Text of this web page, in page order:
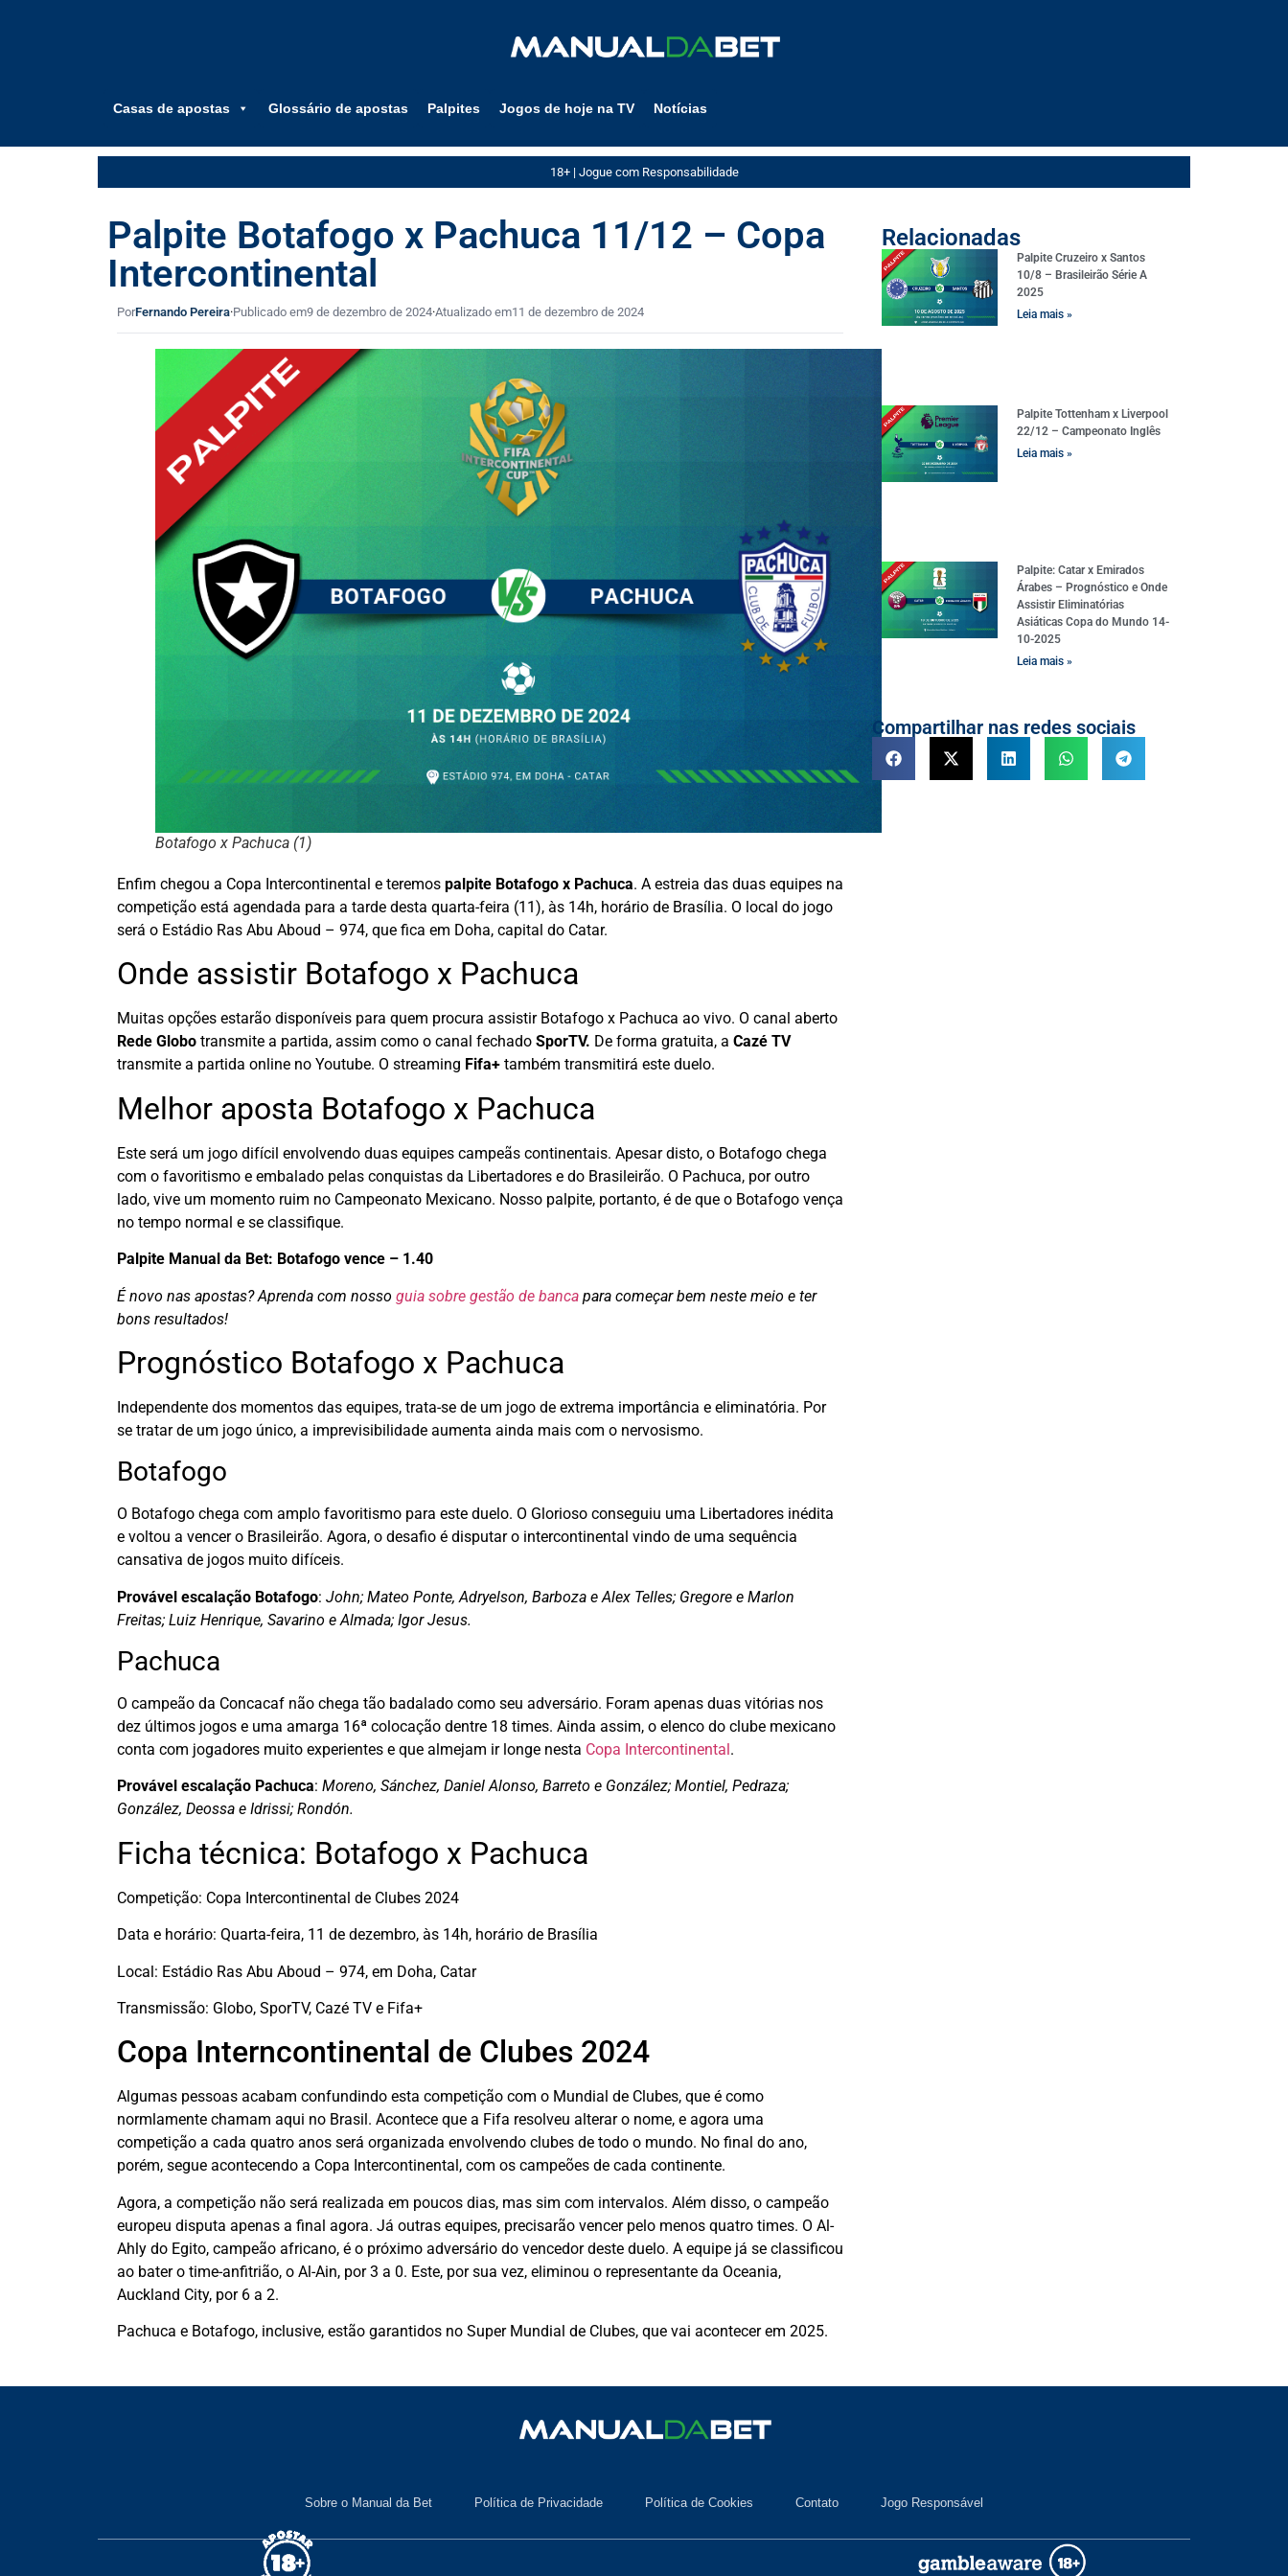
Casas de apostas Glossário de apostas Palpites Jogos de hoje na TV Notícias
18+ | Jogue com Responsabilidade
Palpite Botafogo x Pachuca 11/12 – Copa
Intercontinental
PorFernando Pereira·Publicado em9 de dezembro de 2024·Atualizado em11 de dezembro de 2024
Botafogo x Pachuca (1)
Enfim chegou a Copa Intercontinental e teremos palpite Botafogo x Pachuca. A estreia das duas equipes na
competição está agendada para a tarde desta quarta-feira (11), às 14h, horário de Brasília. O local do jogo
será o Estádio Ras Abu Aboud – 974, que fica em Doha, capital do Catar.
Onde assistir Botafogo x Pachuca
Muitas opções estarão disponíveis para quem procura assistir Botafogo x Pachuca ao vivo. O canal aberto
Rede Globo transmite a partida, assim como o canal fechado SporTV. De forma gratuita, a Cazé TV
transmite a partida online no Youtube. O streaming Fifa+ também transmitirá este duelo.
Melhor aposta Botafogo x Pachuca
Este será um jogo difícil envolvendo duas equipes campeãs continentais. Apesar disto, o Botafogo chega
com o favoritismo e embalado pelas conquistas da Libertadores e do Brasileirão. O Pachuca, por outro
lado, vive um momento ruim no Campeonato Mexicano. Nosso palpite, portanto, é de que o Botafogo vença
no tempo normal e se classifique.
Palpite Manual da Bet: Botafogo vence – 1.40
É novo nas apostas? Aprenda com nosso guia sobre gestão de banca para começar bem neste meio e ter
bons resultados!
Prognóstico Botafogo x Pachuca
Independente dos momentos das equipes, trata-se de um jogo de extrema importância e eliminatória. Por
se tratar de um jogo único, a imprevisibilidade aumenta ainda mais com o nervosismo.
Botafogo
O Botafogo chega com amplo favoritismo para este duelo. O Glorioso conseguiu uma Libertadores inédita
e voltou a vencer o Brasileirão. Agora, o desafio é disputar o intercontinental vindo de uma sequência
cansativa de jogos muito difíceis.
Provável escalação Botafogo: John; Mateo Ponte, Adryelson, Barboza e Alex Telles; Gregore e Marlon
Freitas; Luiz Henrique, Savarino e Almada; Igor Jesus.
Pachuca
O campeão da Concacaf não chega tão badalado como seu adversário. Foram apenas duas vitórias nos
dez últimos jogos e uma amarga 16ª colocação dentre 18 times. Ainda assim, o elenco do clube mexicano
conta com jogadores muito experientes e que almejam ir longe nesta Copa Intercontinental.
Provável escalação Pachuca: Moreno, Sánchez, Daniel Alonso, Barreto e González; Montiel, Pedraza;
González, Deossa e Idrissi; Rondón.
Ficha técnica: Botafogo x Pachuca
Competição: Copa Intercontinental de Clubes 2024
Data e horário: Quarta-feira, 11 de dezembro, às 14h, horário de Brasília
Local: Estádio Ras Abu Aboud – 974, em Doha, Catar
Transmissão: Globo, SporTV, Cazé TV e Fifa+
Copa Interncontinental de Clubes 2024
Algumas pessoas acabam confundindo esta competição com o Mundial de Clubes, que é como
normlamente chamam aqui no Brasil. Acontece que a Fifa resolveu alterar o nome, e agora uma
competição a cada quatro anos será organizada envolvendo clubes de todo o mundo. No final do ano,
porém, segue acontecendo a Copa Intercontinental, com os campeões de cada continente.
Agora, a competição não será realizada em poucos dias, mas sim com intervalos. Além disso, o campeão
europeu disputa apenas a final agora. Já outras equipes, precisarão vencer pelo menos quatro times. O Al-
Ahly do Egito, campeão africano, é o próximo adversário do vencedor deste duelo. A equipe já se classificou
ao bater o time-anfitrião, o Al-Ain, por 3 a 0. Este, por sua vez, eliminou o representante da Oceania,
Auckland City, por 6 a 2.
Pachuca e Botafogo, inclusive, estão garantidos no Super Mundial de Clubes, que vai acontecer em 2025.
Relacionadas
Palpite Cruzeiro x Santos
10/8 – Brasileirão Série A
2025
Leia mais »
Palpite Tottenham x Liverpool
22/12 – Campeonato Inglês
Leia mais »
Palpite: Catar x Emirados
Árabes – Prognóstico e Onde
Assistir Eliminatórias
Asiáticas Copa do Mundo 14-
10-2025
Leia mais »
Compartilhar nas redes sociais
Sobre o Manual da Bet Política de Privacidade Política de Cookies Contato Jogo Responsável